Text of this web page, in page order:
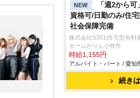
NEW
「週2から
資格可/日勤のみ/住
社会保障完備
株式会社S301/住宅型有料
ホームかりん小牧市
時給1,155円
アルバイト・パート / 愛知
続き